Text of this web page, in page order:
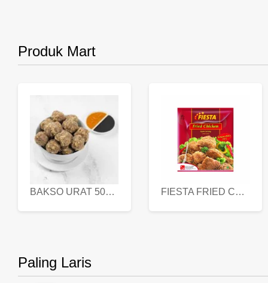
Produk Mart
BAKSO URAT 500 GR FIESTA FRIED CHICKEN 500 GR
Paling Laris